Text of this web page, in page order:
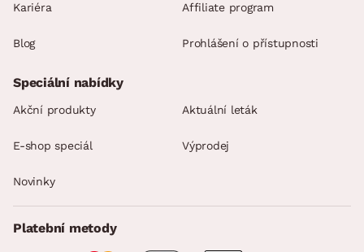
Kariéra
Blog
Affiliate program
Prohlášení o přístupnosti
Speciální nabídky
Akční produkty Aktuální leták
E-shop speciál Výprodej
Novinky
Platební metody